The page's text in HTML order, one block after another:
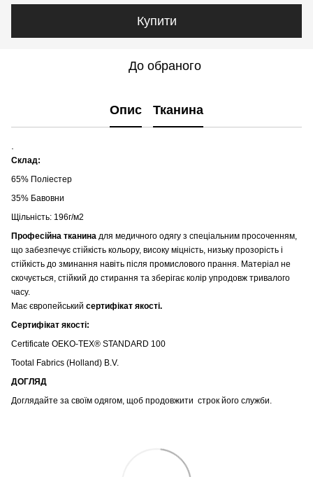
Купити
До обраного
Опис Тканина
Склад:
65% Поліестер
35% Бавовни
Щільність: 196г/м2
Професійна тканина для медичного одягу з спеціальним просоченням,
що забезпечує стійкість кольору, високу міцність, низьку прозорість і
стійкість до зминання навіть після промислового прання. Матеріал не
скочується, стійкий до стирання та зберігає колір упродовж тривалого
часу.
Має європейський сертифікат якості.
Сертифікат якості:
Certificate OEKO-TEX® STANDARD 100
Tootal Fabrics (Holland) B.V.
ДОГЛЯД
Доглядайте за своїм одягом, щоб продовжити строк його служби.